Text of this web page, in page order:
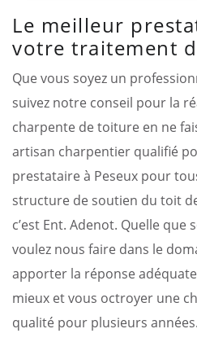
Le meilleur
votre traitement
Que vous soyez un
suivez notre conseil pour la
charpente de toiture en ne
artisan charpentier qualifié
prestataire à Peseux pour
structure de soutien du toit
c’est Ent. Adenot. Quelle que
voulez nous faire dans le
apporter la réponse
mieux et vous octroyer une
qualité pour plusieurs années.